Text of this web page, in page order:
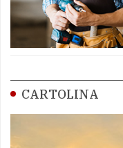
CARTOLINA